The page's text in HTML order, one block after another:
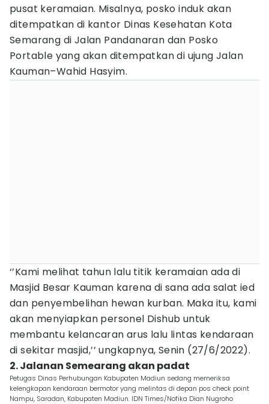
pusat keramaian. Misalnya, posko induk akan
ditempatkan di kantor Dinas Kesehatan Kota
Semarang di Jalan Pandanaran dan Posko
Portable yang akan ditempatkan di ujung Jalan
Kauman–Wahid Hasyim.
‘’Kami melihat tahun lalu titik keramaian ada di
Masjid Besar Kauman karena di sana ada salat ied
dan penyembelihan hewan kurban. Maka itu, kami
akan menyiapkan personel Dishub untuk
membantu kelancaran arus lalu lintas kendaraan
di sekitar masjid,’’ ungkapnya, Senin (27/6/2022).
2. Jalanan Semearang akan padat
Petugas Dinas Perhubungan Kabupaten Madiun sedang memeriksa
kelengkapan kendaraan bermotor yang melintas di depan pos check point
Nampu, Saradan, Kabupaten Madiun. IDN Times/Nofika Dian Nugroho